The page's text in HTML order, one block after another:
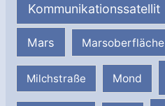
Kommunikationssatellit
Mars Marsoberfläche
Milchstraße Mond